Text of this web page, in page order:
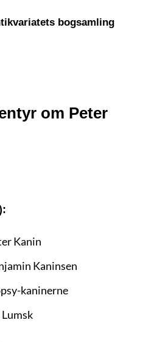
bogsamling
om Peter
Kanin
Kaninsen
kaninerne